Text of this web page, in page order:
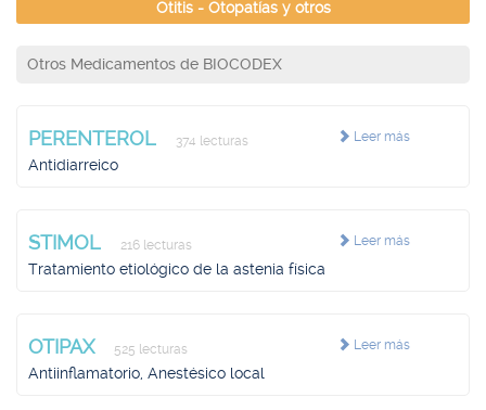
Otitis - Otopatías y otros
Otros Medicamentos de BIOCODEX
Leer más
PERENTEROL 374 lecturas
Antidiarreico
Leer más
STIMOL 216 lecturas
Tratamiento etiológico de la astenia física
Leer más
OTIPAX 525 lecturas
Antiinflamatorio, Anestésico local